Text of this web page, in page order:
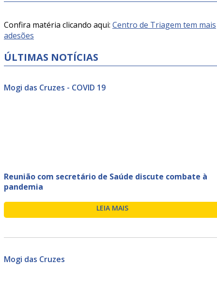
Confira matéria clicando aqui: Centro de Triagem tem mais
adesões
ÚLTIMAS NOTÍCIAS
Mogi das Cruzes - COVID 19
Reunião com secretário de Saúde discute combate à
pandemia
LEIA MAIS
Mogi das Cruzes